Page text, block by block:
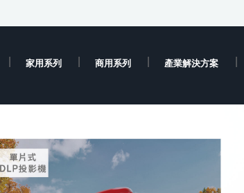
家用系列 商用系列 產業解決方案